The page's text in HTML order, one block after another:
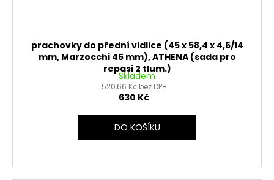
prachovky do přední vidlice (45 x 58,4 x 4,6/14
mm, Marzocchi 45 mm), ATHENA (sada pro
repasi 2 tlum.)
Skladem
520,66 Kč bez DPH
630 Kč
DO KOŠÍKU